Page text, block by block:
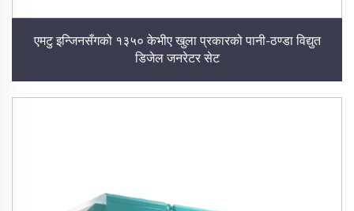
एमटु इन्जिनसँगको १३५० केभीए खुला प्रकारको पानी-ठण्डा विद्युत
डिजेल जनरेटर सेट